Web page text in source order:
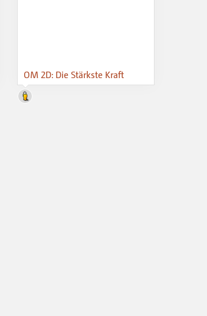
OM 2D: Die Stärkste Kraft